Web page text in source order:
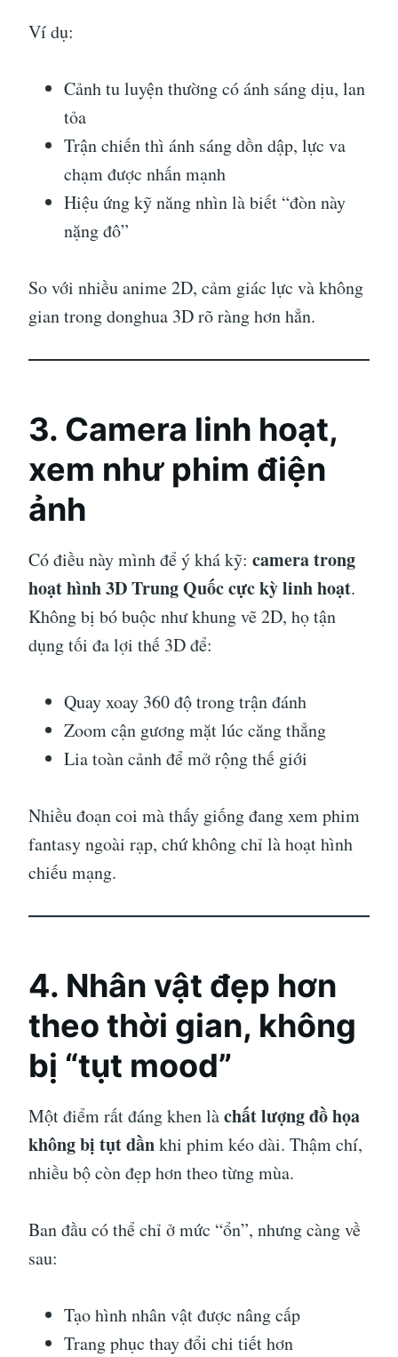
Ví dụ:
Cảnh tu luyện thường có ánh sáng dịu, lan
tỏa
Trận chiến thì ánh sáng dồn dập, lực va
chạm được nhấn mạnh
Hiệu ứng kỹ năng nhìn là biết “đòn này
nặng đô”
So với nhiều anime 2D, cảm giác lực và không
gian trong donghua 3D rõ ràng hơn hẳn.
3. Camera linh hoạt,
xem như phim điện
ảnh
Có điều này mình để ý khá kỹ: camera trong
hoạt hình 3D Trung Quốc cực kỳ linh hoạt.
Không bị bó buộc như khung vẽ 2D, họ tận
dụng tối đa lợi thế 3D để:
Quay xoay 360 độ trong trận đánh
Zoom cận gương mặt lúc căng thẳng
Lia toàn cảnh để mở rộng thế giới
Nhiều đoạn coi mà thấy giống đang xem phim
fantasy ngoài rạp, chứ không chỉ là hoạt hình
chiếu mạng.
4. Nhân vật đẹp hơn
theo thời gian, không
bị “tụt mood”
Một điểm rất đáng khen làchất lượng đồ họa
không bị tụt dầnkhi phim kéo dài. Thậm chí,
nhiều bộ còn đẹp hơn theo từng mùa.
Ban đầu có thể chỉ ở mức “ổn”, nhưng càng về
sau:
Tạo hình nhân vật được nâng cấp
Trang phục thay đổi chi tiết hơn